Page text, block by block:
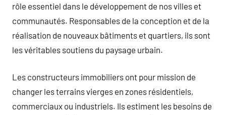
rôle essentiel dans le développement de nos villes et
communautés. Responsables de la conception et de la
réalisation de nouveaux bâtiments et quartiers, ils sont
les véritables soutiens du paysage urbain.
Les constructeurs immobiliers ont pour mission de
changer les terrains vierges en zones résidentiels,
commerciaux ou industriels. Ils estiment les besoins de